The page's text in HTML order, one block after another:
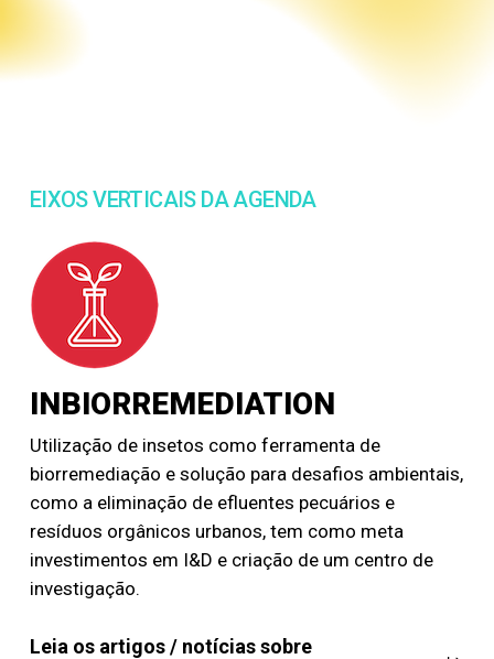
EIXOS VERTICAIS DA AGENDA
INBIORREMEDIATION
Utilização de insetos como ferramenta de
biorremediação e solução para desafios ambientais,
como a eliminação de efluentes pecuários e
resíduos orgânicos urbanos, tem como meta
investimentos em I&D e criação de um centro de
investigação.
Leia os artigos / notícias sobre